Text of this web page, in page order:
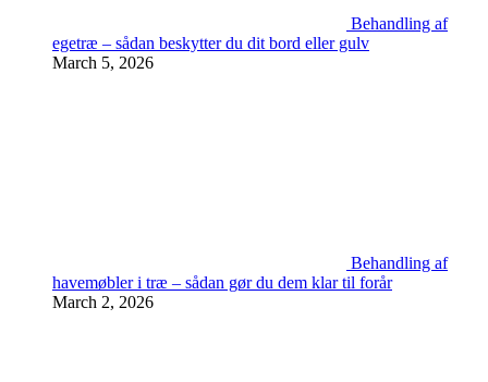
Behandling af
egetræ – sådan beskytter du dit bord eller gulv
March 5, 2026
Behandling af
havemøbler i træ – sådan gør du dem klar til forår
March 2, 2026